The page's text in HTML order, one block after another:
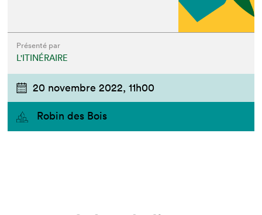
Présenté par
L'ITINÉRAIRE
20 novembre 2022, 11h00
Robin des Bois